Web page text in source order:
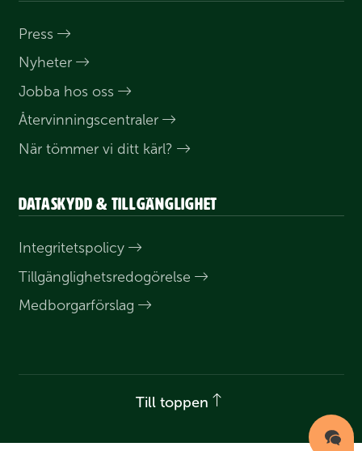
Press
Nyheter
Jobba hos oss
Åter­vinnings­centraler
När tömmer vi ditt kärl?
Dataskydd & tillgänglighet
Integritets­policy
Till­gänglighets­redogörelse
Medborgar­förslag
Till toppen